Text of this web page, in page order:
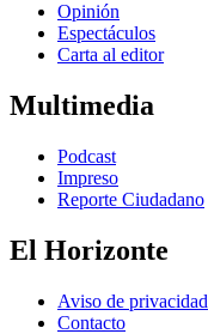
Opinión
Espectáculos
Carta al editor
Multimedia
Podcast
Impreso
Reporte Ciudadano
El Horizonte
Aviso de privacidad
Contacto